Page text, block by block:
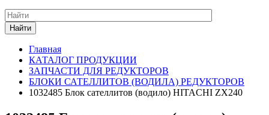
Найти
Главная
КАТАЛОГ ПРОДУКЦИИ
ЗАПЧАСТИ ДЛЯ РЕДУКТОРОВ
БЛОКИ САТЕЛЛИТОВ (ВОДИЛА) РЕДУКТОРОВ
1032485 Блок сателлитов (водило) HITACHI ZX240